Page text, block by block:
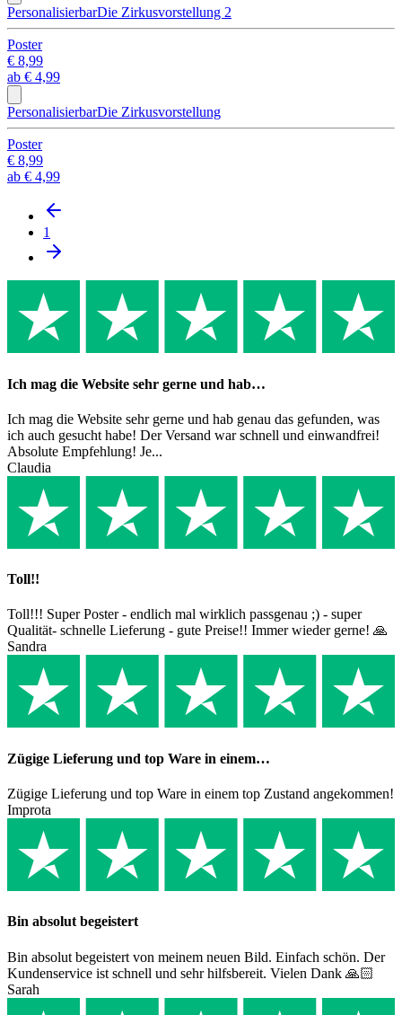
PersonalisierbarDie Zirkusvorstellung 2
Poster
€ 8,99
ab € 4,99
PersonalisierbarDie Zirkusvorstellung
Poster
€ 8,99
ab € 4,99
1
Ich mag die Website sehr gerne und hab…
Ich mag die Website sehr gerne und hab genau das gefunden, was
ich auch gesucht habe! Der Versand war schnell und einwandfrei!
Absolute Empfehlung! Je...
Claudia
Toll!!
Toll!!! Super Poster - endlich mal wirklich passgenau ;) - super
Qualität- schnelle Lieferung - gute Preise!! Immer wieder gerne! 🙏
Sandra
Zügige Lieferung und top Ware in einem…
Zügige Lieferung und top Ware in einem top Zustand angekommen!
Improta
Bin absolut begeistert
Bin absolut begeistert von meinem neuen Bild. Einfach schön. Der
Kundenservice ist schnell und sehr hilfsbereit. Vielen Dank 🙏🏻
Sarah